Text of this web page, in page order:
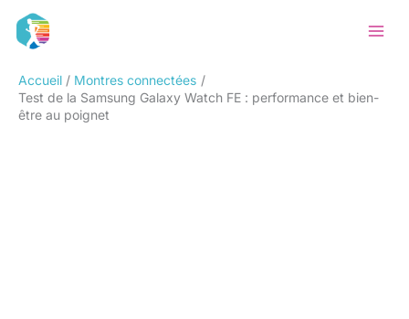
Accueil
Montres connectées
Test de la Samsung Galaxy Watch FE : performance et bien-
être au poignet
Rechercher